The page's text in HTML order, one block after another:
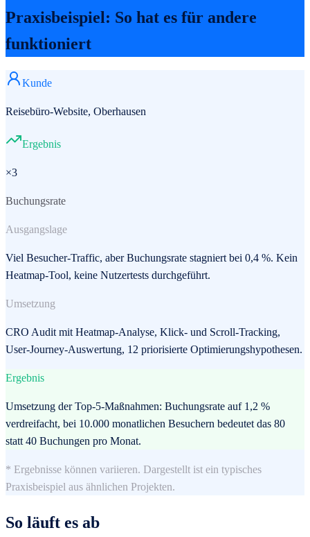
Praxisbeispiel: So hat es für andere
funktioniert
Kunde
Reisebüro-Website, Oberhausen
Ergebnis
×3
Buchungsrate
Ausgangslage
Viel Besucher-Traffic, aber Buchungsrate stagniert bei 0,4 %. Kein
Heatmap-Tool, keine Nutzertests durchgeführt.
Umsetzung
CRO Audit mit Heatmap-Analyse, Klick- und Scroll-Tracking,
User-Journey-Auswertung, 12 priorisierte Optimierungshypothesen.
Ergebnis
Umsetzung der Top-5-Maßnahmen: Buchungsrate auf 1,2 %
verdreifacht, bei 10.000 monatlichen Besuchern bedeutet das 80
statt 40 Buchungen pro Monat.
* Ergebnisse können variieren. Dargestellt ist ein typisches
Praxisbeispiel aus ähnlichen Projekten.
So läuft es ab